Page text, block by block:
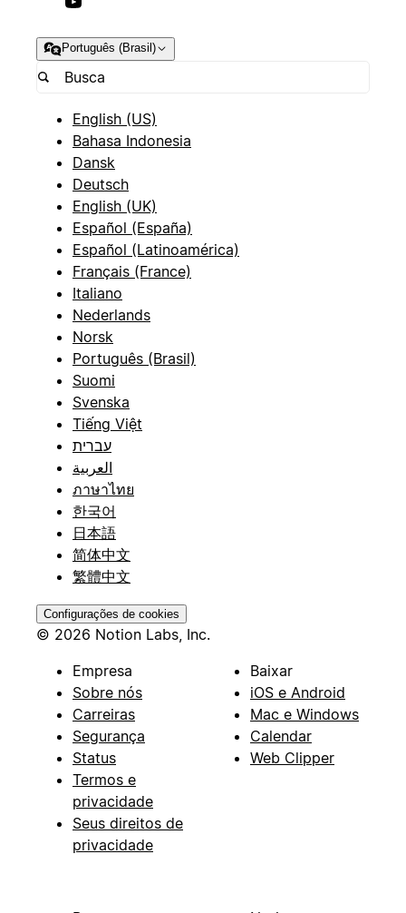
Português (Brasil)
English (US)
Bahasa Indonesia
Dansk
Deutsch
English (UK)
Español (España)
Español (Latinoamérica)
Français (France)
Italiano
Nederlands
Norsk
Português (Brasil)
Suomi
Svenska
Tiếng Việt
עברית
العربية
ภาษาไทย
한국어
日本語
简体中文
繁體中文
Configurações de cookies
© 2026 Notion Labs, Inc.
Empresa
Sobre nós
Carreiras
Segurança
Status
Termos e
privacidade
Seus direitos de
privacidade
Baixar
iOS e Android
Mac e Windows
Calendar
Web Clipper